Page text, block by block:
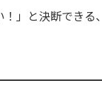
」と決断できる、